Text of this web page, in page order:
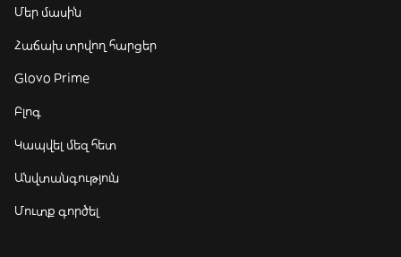
Մեր մասին
Հաճախ տրվող հարցեր
Glovo Prime
Բլոգ
Կապվել մեզ հետ
Անվտանգություն
Մուտք գործել